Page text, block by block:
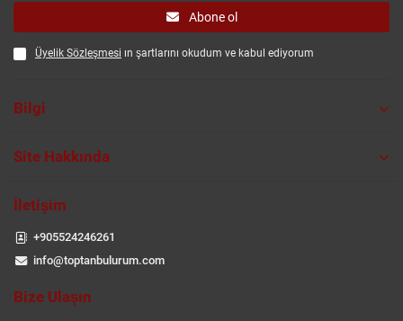
Abone ol
Üyelik Sözleşmesi ın şartlarını okudum ve kabul ediyorum
Bilgi
Site Hakkında
İletişim
+905524246261
info@toptanbulurum.com
Bize Ulaşın